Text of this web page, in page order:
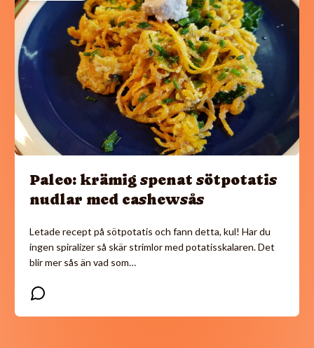
Paleo: krämig spenat sötpotatis
nudlar med cashewsås
Letade recept på sötpotatis och fann detta, kul! Har du
ingen spiralizer så skär strimlor med potatisskalaren. Det
blir mer sås än vad som…